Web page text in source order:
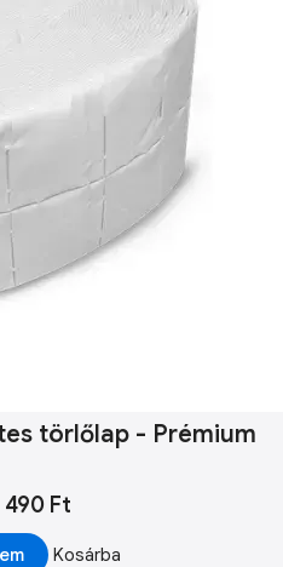
törlőlap - Prémium
490 Ft
Kosárba